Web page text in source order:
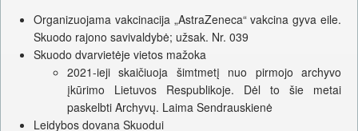
Organizuojama vakcinacija „AstraZeneca“ vakcina gyva eile.
Skuodo rajono savivaldybė; užsak. Nr. 039
Skuodo dvarvietėje vietos mažoka
2021-ieji skaičiuoja šimtmetį nuo pirmojo archyvo
įkūrimo Lietuvos Respublikoje. Dėl to šie metai
paskelbti Archyvų. Laima Sendrauskienė
Leidybos dovana Skuodui